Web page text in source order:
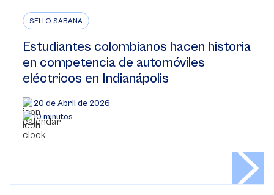
SELLO SABANA
Estudiantes colombianos hacen historia
en competencia de automóviles
eléctricos en Indianápolis
20 de Abril de 2026
10 minutos